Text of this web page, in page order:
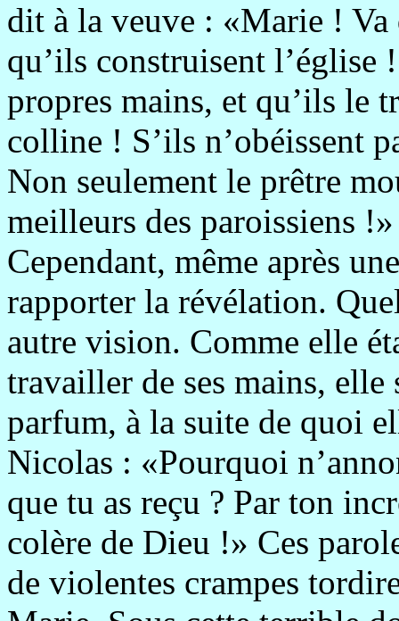
dit à la veuve : «Marie !
qu’ils construisent l’église
propres mains, et qu’ils le
colline ! S’ils n’obéissent
Non seulement le prêtre
meilleurs des paroissiens !»
Cependant, même après
rapporter la révélation.
autre vision. Comme elle
travailler de ses mains, elle
parfum, à la suite de quoi
Nicolas : «Pourquoi
que tu as reçu ? Par ton
colère de Dieu !» Ces
de violentes crampes